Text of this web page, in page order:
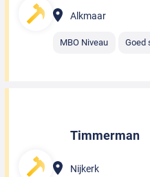
Alkmaar
MBO Niveau Goed
Timmerman
Nijkerk